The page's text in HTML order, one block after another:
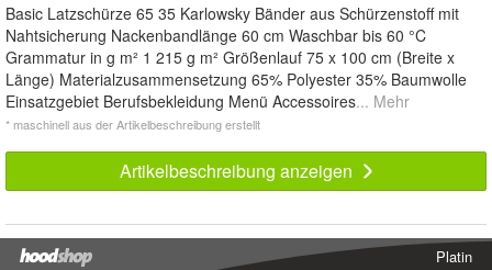
Basic Latzschürze 65 35 Karlowsky Bänder aus Schürzenstoff mit
Nahtsicherung Nackenbandlänge 60 cm Waschbar bis 60 °C
Grammatur in g m² 1 215 g m² Größenlauf 75 x 100 cm (Breite x
Länge) Materialzusammensetzung 65% Polyester 35% Baumwolle
Einsatzgebiet Berufsbekleidung Menü Accessoires... Mehr
* maschinell aus der Artikelbeschreibung erstellt
Artikelbeschreibung anzeigen
Platin